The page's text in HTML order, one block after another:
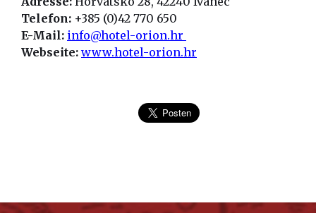
Telefon: +385 (0)42 770 650
E-Mail: info@hotel-orion.hr
Webseite: www.hotel-orion.hr